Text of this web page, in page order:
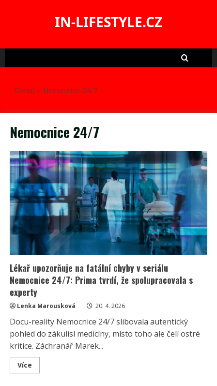
IN-LIFESTYLE.CZ
Domů Nemocnice 24/7
Nemocnice 24/7
Lékař upozorňuje na fatální chyby v seriálu
Nemocnice 24/7: Prima tvrdí, že spolupracovala s
experty
Lenka Marousková 20. 4. 2026
Docu-reality Nemocnice 24/7 slibovala autentický
pohled do zákulisí medicíny, místo toho ale čelí ostré
kritice. Záchranář Marek...
Více
more